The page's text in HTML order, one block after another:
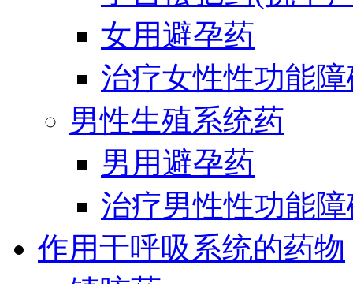
女用避孕药
治疗女性性功能
男性生殖系统药
男用避孕药
治疗男性性功能
作用于呼吸系统的药物